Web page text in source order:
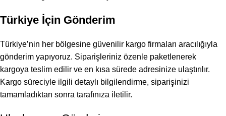
Türkiye İçin Gönderim
Türkiye’nin her bölgesine güvenilir kargo firmaları aracılığıyla
gönderim yapıyoruz. Siparişleriniz özenle paketlenerek
kargoya teslim edilir ve en kısa sürede adresinize ulaştırılır.
Kargo süreciyle ilgili detaylı bilgilendirme, siparişinizi
tamamladıktan sonra tarafınıza iletilir.